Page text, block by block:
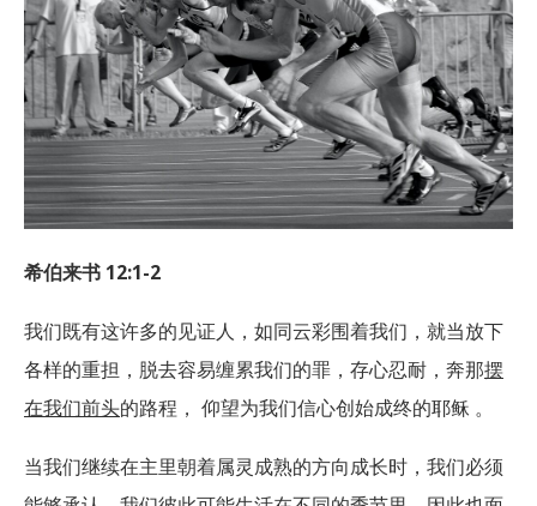
希伯来书 12:1-2
我们既有这许多的见证人，如同云彩围着我们，就当放下
各样的重担，脱去容易缠累我们的罪，存心忍耐，奔那摆
在我们前头的路程， 仰望为我们信心创始成终的耶稣 。
当我们继续在主里朝着属灵成熟的方向成长时，我们必须